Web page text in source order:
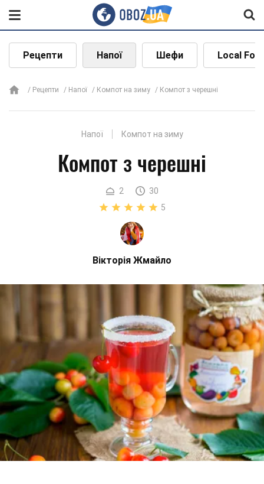
Рецепти Напої Шефи Local
Рецепти Напої Компот на зиму Компот з черешні
Напої Компот на зиму
Компот з черешні
2
30
5
Вікторія Жмайло